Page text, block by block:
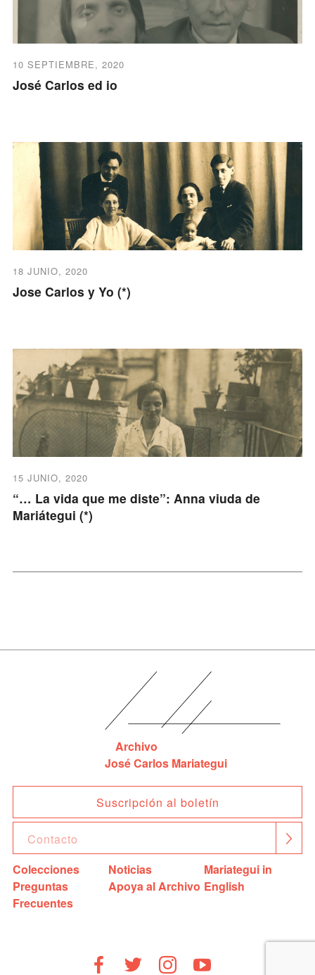
10 SEPTIEMBRE, 2020
José Carlos ed io
18 JUNIO, 2020
Jose Carlos y Yo (*)
15 JUNIO, 2020
“… La vida que me diste”: Anna viuda de
Mariátegui (*)
Archivo
José Carlos Mariategui
Suscripción al boletín
Colecciones
Preguntas
Frecuentes
Noticias
Apoya al Archivo
Mariategui in
English